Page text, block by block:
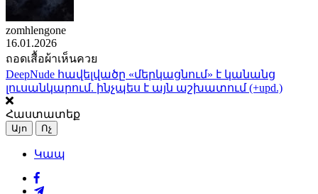
zomhlengone
16.01.2026
ถอดเสื้อผ้าเห็นควย
DeepNude հավելվածը «մերկացնում» է կանանց
լուսանկարում. ինչպես է այն աշխատում (+upd.)
Հաստատեք
Այո Ոչ
Կապ